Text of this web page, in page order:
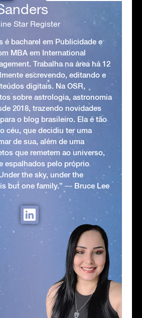
Star Register
é bacharel em Publicidade e
MBA em International
Trabalha na área há 12
escrevendo, editando e
digitais. Na OSR,
sobre astrologia, astronomia
2018, trazendo novidades
o blog brasileiro. Ela é tão
céu, que decidiu ter uma
de sua, além de uma
que remetem ao universo,
espalhados pelo próprio
the sky, under the
but one family.” ― Bruce Lee